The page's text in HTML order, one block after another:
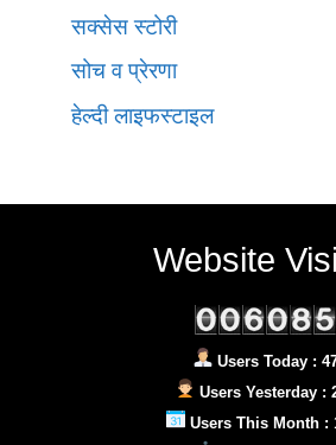
सक्सेस स्टोरी
सोच व प्रेरणा
हेल्दी लाइफस्टाइल
Website
Users Today :
Users Yesterday :
Users This Month :